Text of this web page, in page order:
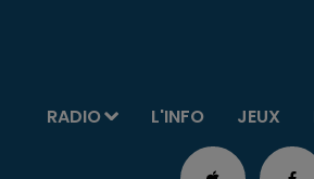
RADIO L'INFO JEUX